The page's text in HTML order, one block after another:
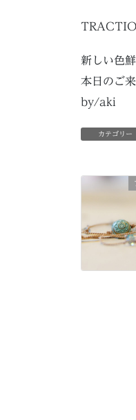
新しい色
本日のご
by/aki
カテゴリー